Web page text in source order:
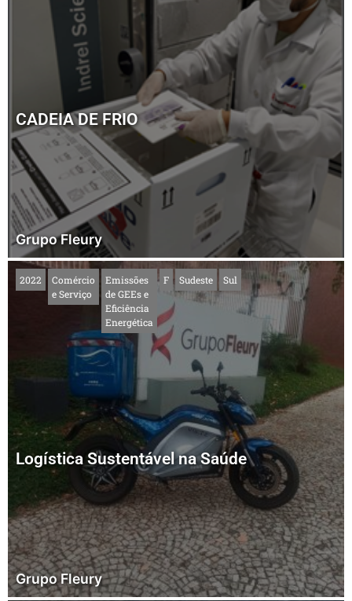
CADEIA DE FRIO
Grupo Fleury
2022
Comércio
e Serviço
Emissões
de GEEs e
Eficiência
Energética
F Sudeste Sul
Logística Sustentável na Saúde
Grupo Fleury